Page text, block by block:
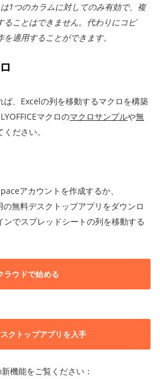
1つのカラムに対してのみ有効で、複
ることはできません。代わりにコピ
適用することができます。
、Excelの列を移動するマクロを構築
マクロのマクロサンプルや無
ださい。
アカウントを作成するか、
無料デスクトップアプリをダウンロ
でスプレッドシートの列を移動する
ラウドで始める
クトップアプリを入手
機能をご覧ください：